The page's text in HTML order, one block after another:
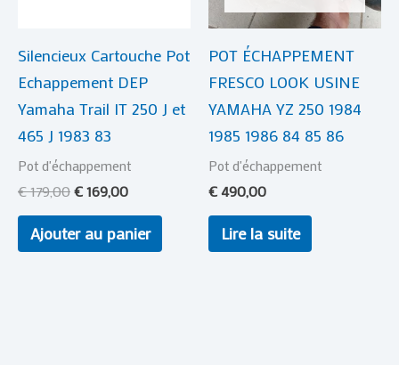
Silencieux Cartouche Pot
Echappement DEP
Yamaha Trail IT 250 J et
465 J 1983 83
Pot d'échappement
€179,00€169,00
Ajouter au panier
POT ÉCHAPPEMENT
FRESCO LOOK USINE
YAMAHA YZ 250 1984
1985 1986 84 85 86
Pot d'échappement
€490,00
Lire la suite